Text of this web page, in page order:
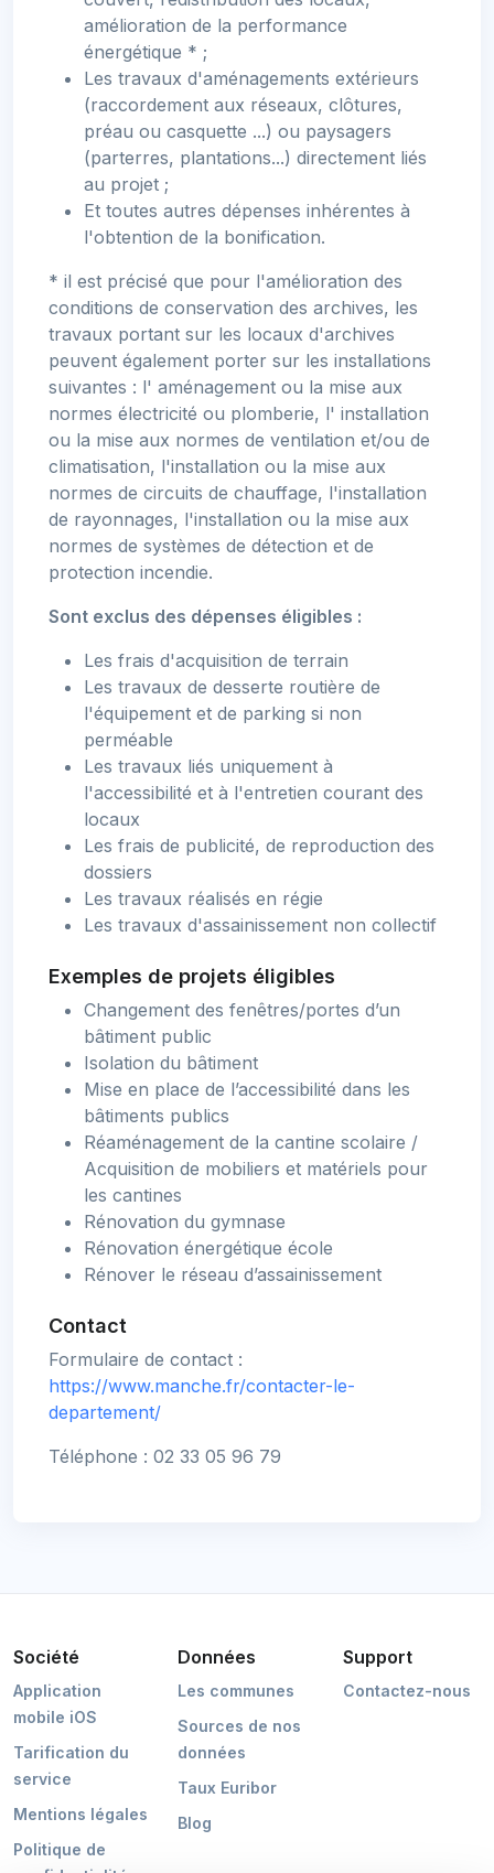
amélioration de la performance
énergétique * ;
Les travaux d'aménagements extérieurs
(raccordement aux réseaux, clôtures,
préau ou casquette ...) ou paysagers
(parterres, plantations...) directement liés
au projet ;
Et toutes autres dépenses inhérentes à
l'obtention de la bonification.
* il est précisé que pour l'amélioration des
conditions de conservation des archives, les
travaux portant sur les locaux d'archives
peuvent également porter sur les installations
suivantes : l' aménagement ou la mise aux
normes électricité ou plomberie, l' installation
ou la mise aux normes de ventilation et/ou de
climatisation, l'installation ou la mise aux
normes de circuits de chauffage, l'installation
de rayonnages, l'installation ou la mise aux
normes de systèmes de détection et de
protection incendie.
Sont exclus des dépenses éligibles :
Les frais d'acquisition de terrain
Les travaux de desserte routière de
l'équipement et de parking si non
perméable
Les travaux liés uniquement à
l'accessibilité et à l'entretien courant des
locaux
Les frais de publicité, de reproduction des
dossiers
Les travaux réalisés en régie
Les travaux d'assainissement non collectif
Exemples de projets éligibles
Changement des fenêtres/portes d’un
bâtiment public
Isolation du bâtiment
Mise en place de l’accessibilité dans les
bâtiments publics
Réaménagement de la cantine scolaire /
Acquisition de mobiliers et matériels pour
les cantines
Rénovation du gymnase
Rénovation énergétique école
Rénover le réseau d’assainissement
Contact
Formulaire de contact :
https://www.manche.fr/contacter-le-
departement/
Téléphone : 02 33 05 96 79
Société
Application
mobile iOS
Tarification du
service
Mentions légales
Politique de
Données
Les communes
Sources de nos
données
Taux Euribor
Blog
Support
Contactez-nous